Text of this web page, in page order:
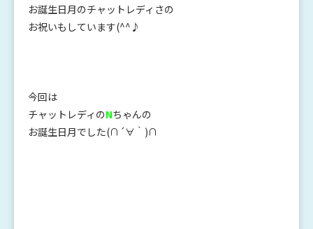
お誕生日月のチャットレディさの
お祝いもしています(^^♪
今回は
チャットレディのNちゃんの
お誕生日月でした(∩´∀｀)∩